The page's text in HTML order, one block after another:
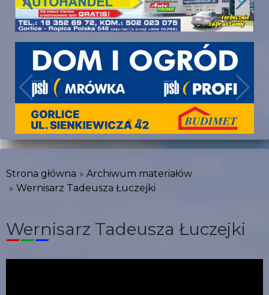
Strona główna
Archiwum materiałów
Wernisarz Tadeusza Łuczejki
Wernisarz Tadeusza Łuczejki